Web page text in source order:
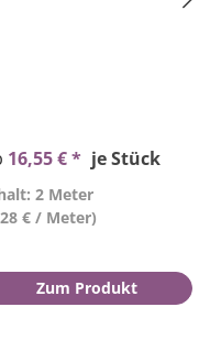
16,55 € * je Stück
2 Meter
€ / Meter)
Zum Produkt